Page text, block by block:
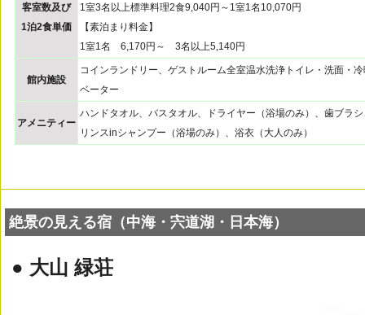
客室数及び
1泊2食単価
1室3名以上標準料理2食9,040円～1室1名10,070円
【素泊まり料金】
1室1名 6,170円～ 3名以上5,140円
館内施設
コインランドリー、ゲストルーム全室温水洗浄トイレ・洗面・
ベーター
アメニティー
ハンドタオル、バスタオル、ドライヤー（浴場のみ）、歯ブラ
リンスinシャンプー（浴場のみ）、浴衣（大人のみ）
絶景の見える宿（中海・宍道湖・日本海）
● 大山 緑荘